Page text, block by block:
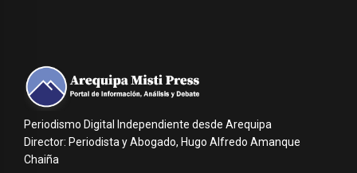
Periodismo Digital Independiente desde Arequipa
Director: Periodista y Abogado, Hugo Alfredo Amanque
Chaiña